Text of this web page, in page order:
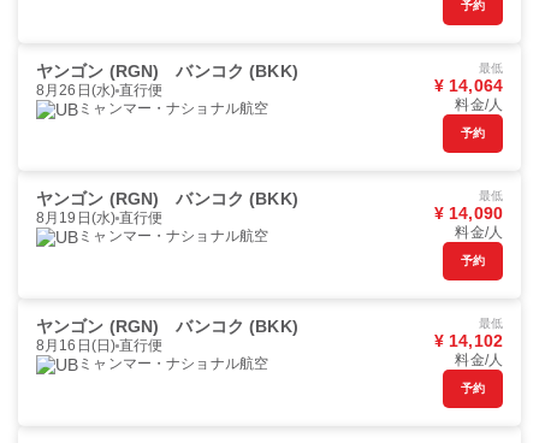
予約
ヤンゴン (RGN) バンコク (BKK)
8月26日(水) 直行便
ミャンマー・ナショナル航空
最低
¥ 14,064
料金/人
予約
ヤンゴン (RGN) バンコク (BKK)
8月19日(水) 直行便
ミャンマー・ナショナル航空
最低
¥ 14,090
料金/人
予約
ヤンゴン (RGN) バンコク (BKK)
8月16日(日) 直行便
ミャンマー・ナショナル航空
最低
¥ 14,102
料金/人
予約